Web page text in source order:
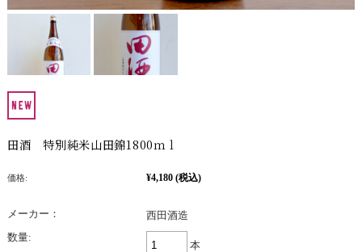
田酒 特別純米山田錦1800ｍｌ
価格: ¥4,180 (税込)
メーカー：
西田酒造
数量:
本